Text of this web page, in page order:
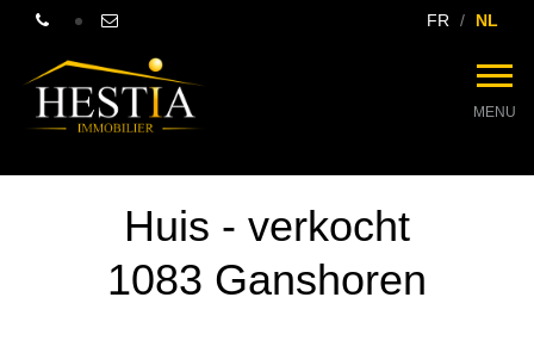
FR NL
MENU
Huis - verkocht
1083 Ganshoren